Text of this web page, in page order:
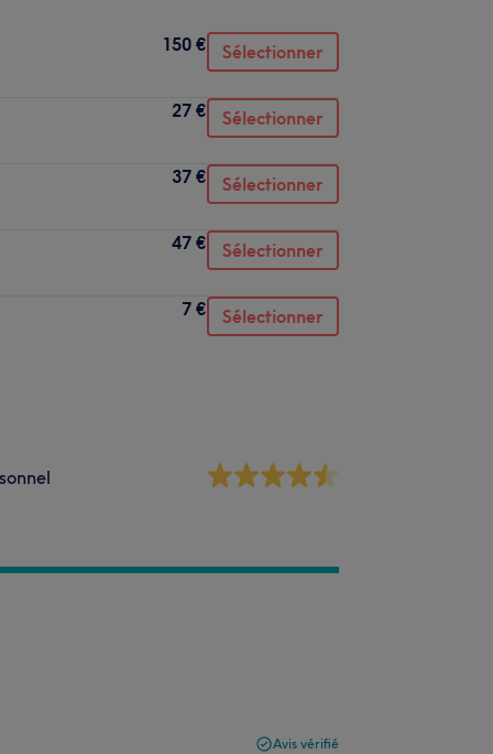
150 € Sélectionner
27 € Sélectionner
37 € Sélectionner
47 € Sélectionner
7 € Sélectionner
Avis vérifié